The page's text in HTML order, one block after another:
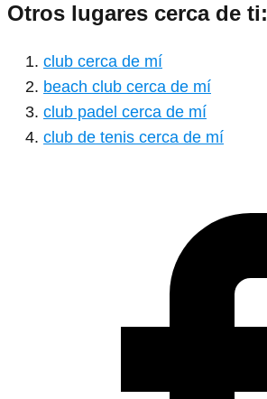
Otros lugares cerca de ti:
club cerca de mí
beach club cerca de mí
club padel cerca de mí
club de tenis cerca de mí